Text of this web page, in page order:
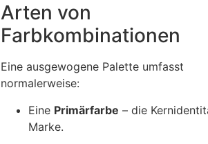
Arten von
Farbkombinationen
Eine ausgewogene Palette umfasst
normalerweise:
Eine Primärfarbe – die
Marke.